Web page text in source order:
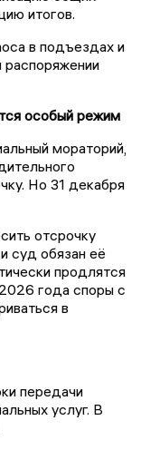
итогов.
в подъездах и
распоряжении
особый режим
мораторий,
Но 31 декабря
отсрочку
суд обязан её
продлятся
года споры с
в
передачи
услуг. В